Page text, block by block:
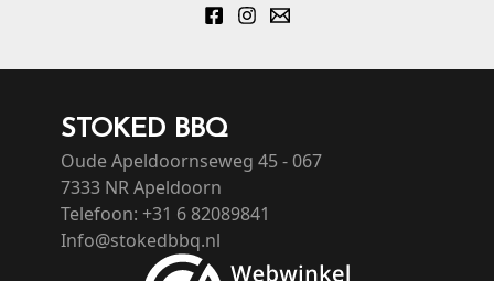
STOKED BBQ
Oude Apeldoornseweg 45 - 067
7333 NR Apeldoorn
Telefoon: +31 6 82089841
Info@stokedbbq.nl